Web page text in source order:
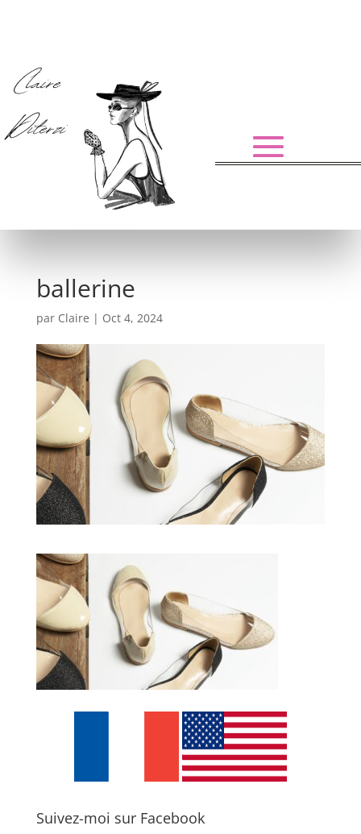
ballerine
par Claire | Oct 4, 2024
Suivez-moi sur Facebook